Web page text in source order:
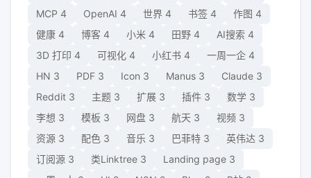
MCP 4 OpenAI 4 世界 4 书签 4 作图 4
健康 4 博客 4 小米 4 田野 4 AI搜索 4
3D 打印 4 可视化 4 小红书 4 一周一企 4
HN 3 PDF 3 Icon 3 Manus 3 Claude 3
Reddit 3 主题 3 扩展 3 插件 3 数学 3
李想 3 模板 3 网盘 3 航天 3 视频 3
资源 3 配色 3 音乐 3 巴菲特 3 英伟达 3
订阅源 3 类Linktree 3 Landing page 3